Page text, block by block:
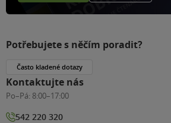
Potřebujete s něčím poradit?
Často kladené dotazy
Kontaktujte nás
Po–Pá: 8:00–17:00
542 220 320